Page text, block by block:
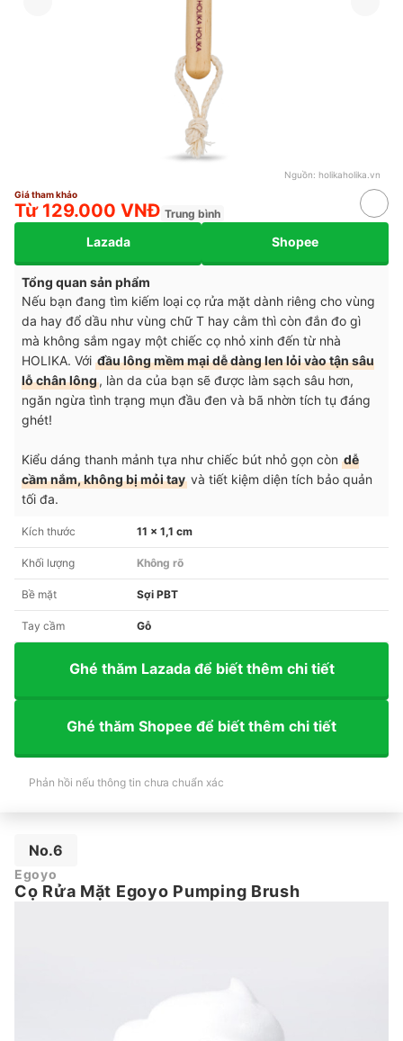
Nguồn: holikaholika.vn
Giá tham khảo
Từ 129.000 VNĐ Trung bình
Lazada Shopee
Tổng quan sản phẩm
Nếu bạn đang tìm kiếm loại cọ rửa mặt dành riêng cho vùng
da hay đổ dầu như vùng chữ T hay cằm thì còn đắn đo gì
mà không sắm ngay một chiếc cọ nhỏ xinh đến từ nhà
HOLIKA. Với đầu lông mềm mại dễ dàng len lỏi vào tận sâu
lỗ chân lông, làn da của bạn sẽ được làm sạch sâu hơn,
ngăn ngừa tình trạng mụn đầu đen và bã nhờn tích tụ đáng
ghét!
Kiểu dáng thanh mảnh tựa như chiếc bút nhỏ gọn còn dễ
cầm nắm, không bị mỏi tay và tiết kiệm diện tích bảo quản
tối đa.
Kích thước 11 x 1,1 cm
Khối lượng Không rõ
Bề mặt Sợi PBT
Tay cầm Gỗ
Ghé thăm Lazada để biết thêm chi tiết
Ghé thăm Shopee để biết thêm chi tiết
Phản hồi nếu thông tin chưa chuẩn xác
No.6
Egoyo
Cọ Rửa Mặt Egoyo Pumping Brush